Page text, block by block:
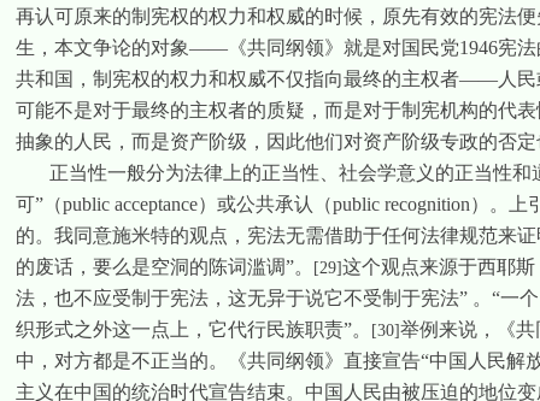
再认可原来的制宪权的权力和权威的时候，原先有效的宪法
生，本文争论的对象——《共同纲领》就是对国民党1946宪法
共和国，制宪权的权力和权威不仅指向最终的主权者——人
可能不是对于最终的主权者的质疑，而是对于制宪机构的代
抽象的人民，而是资产阶级，因此他们对资产阶级专政的否
正当性一般分为法律上的正当性、社会学意义的正当性
可”（public acceptance）或公共承认（public recognition）。上
的。我同意施米特的观点，宪法无需借助于任何法律规范来
的废话，要么是空洞的陈词滥调”。
[29]这个观点来源于西耶
法，也不应受制于宪法，这无异于说它不受制于宪法” 。“一
织形式之外这一点上，它代行民族职责”。
[30]举例来说，《
中，对方都是不正当的。《共同纲领》直接宣告“中国人民
主义在中国的统治时代宣告结束。中国人民由被压迫的地位